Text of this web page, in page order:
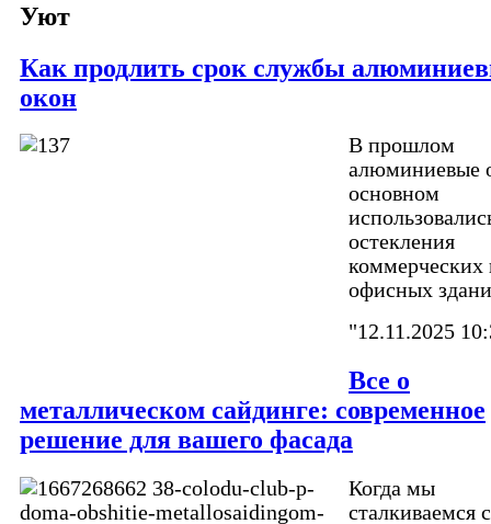
Уют
Как продлить срок службы
окон
В прошлом
алюминиевые
основном
остекления
коммерческих
офисных
"12.11.2025
Все о
металлическом сайдинге: современное
решение для вашего фасада
Когда мы
сталкиваемся с